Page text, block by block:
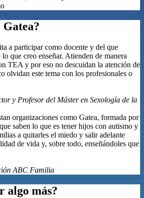
Gatea?
a participar como docente y del que
que creo enseñar. Atienden de manera
TEA y por eso no descuidan la atención de
olvidan este tema con los profesionales o
y Profesor del Máster en Sexología de la
organizaciones como Gatea, formada por
saben lo que es tener hijos con autismo y
a quitarles el miedo y salir adelante
de vida y, sobre todo, enseñándoles que
ABC Familia
algo más?